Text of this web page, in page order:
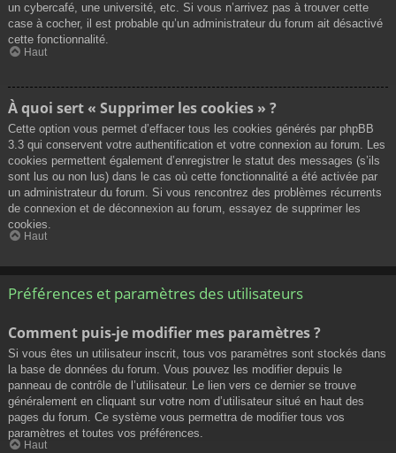
un cybercafé, une université, etc. Si vous n’arrivez pas à trouver cette
case à cocher, il est probable qu’un administrateur du forum ait désactivé
cette fonctionnalité.
Haut
À quoi sert « Supprimer les cookies » ?
Cette option vous permet d’effacer tous les cookies générés par phpBB
3.3 qui conservent votre authentification et votre connexion au forum. Les
cookies permettent également d’enregistrer le statut des messages (s’ils
sont lus ou non lus) dans le cas où cette fonctionnalité a été activée par
un administrateur du forum. Si vous rencontrez des problèmes récurrents
de connexion et de déconnexion au forum, essayez de supprimer les
cookies.
Haut
Préférences et paramètres des utilisateurs
Comment puis-je modifier mes paramètres ?
Si vous êtes un utilisateur inscrit, tous vos paramètres sont stockés dans
la base de données du forum. Vous pouvez les modifier depuis le
panneau de contrôle de l’utilisateur. Le lien vers ce dernier se trouve
généralement en cliquant sur votre nom d’utilisateur situé en haut des
pages du forum. Ce système vous permettra de modifier tous vos
paramètres et toutes vos préférences.
Haut